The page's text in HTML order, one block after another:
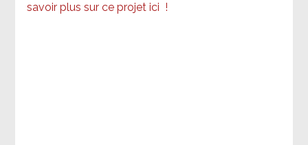
savoir plus sur ce projet ici !